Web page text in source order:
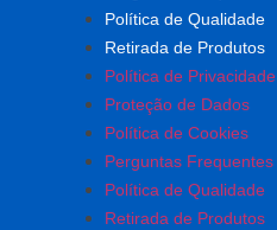
Política de Qualidade
Retirada de Produtos
Política de Privacidade
Proteção de Dados
Política de Cookies
Perguntas Frequentes
Política de Qualidade
Retirada de Produtos